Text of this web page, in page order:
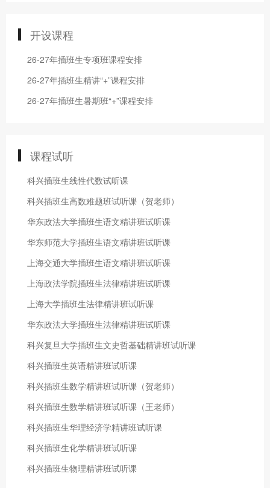
开设课程
26-27年插班生专项班课程安排
26-27年插班生精讲“+”课程安排
26-27年插班生暑期班“+”课程安排
课程试听
科兴插班生线性代数试听课
科兴插班生高数难题班试听课（贺老师）
华东政法大学插班生语文精讲班试听课
华东师范大学插班生语文精讲班试听课
上海交通大学插班生语文精讲班试听课
上海政法学院插班生法律精讲班试听课
上海大学插班生法律精讲班试听课
华东政法大学插班生法律精讲班试听课
科兴复旦大学插班生文史哲基础精讲班试听课
科兴插班生英语精讲班试听课
科兴插班生数学精讲班试听课（贺老师）
科兴插班生数学精讲班试听课（王老师）
科兴插班生华理经济学精讲班试听课
科兴插班生化学精讲班试听课
科兴插班生物理精讲班试听课